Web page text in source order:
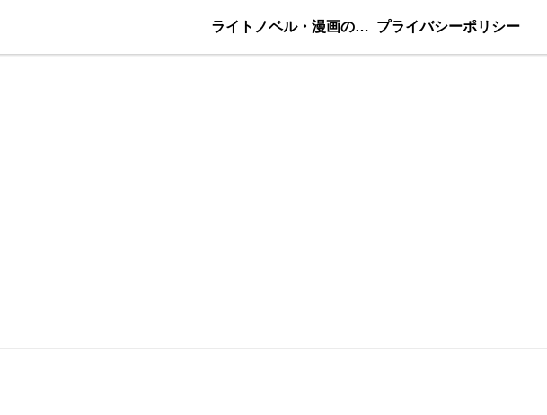
ライトノベル・漫画の感想・ネタバレまとめ｜こもの読書感想 プライバシーポリシー